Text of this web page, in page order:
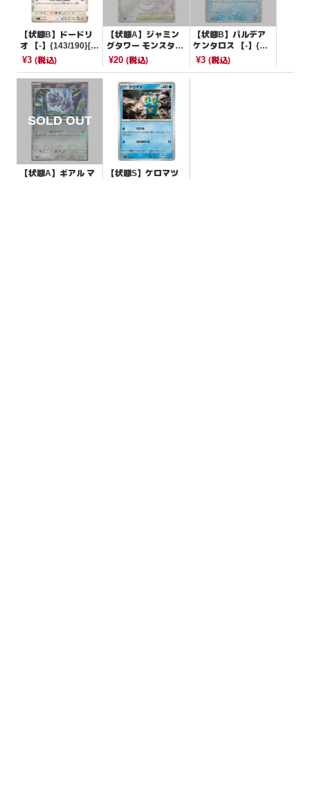
【状態B】ドードリ
オ 【-】{143/190}[S
V4a]
¥3 (税込)
【状態A】ジャミン
グタワー モンスター
ボールミラー【-】{1
¥20(税込)
【状態B】パルデア
ケンタロス 【-】{04
0/190}[SV4a]
¥3 (税込)
【状態A】ギアル マ
【状態S】ケロマツ